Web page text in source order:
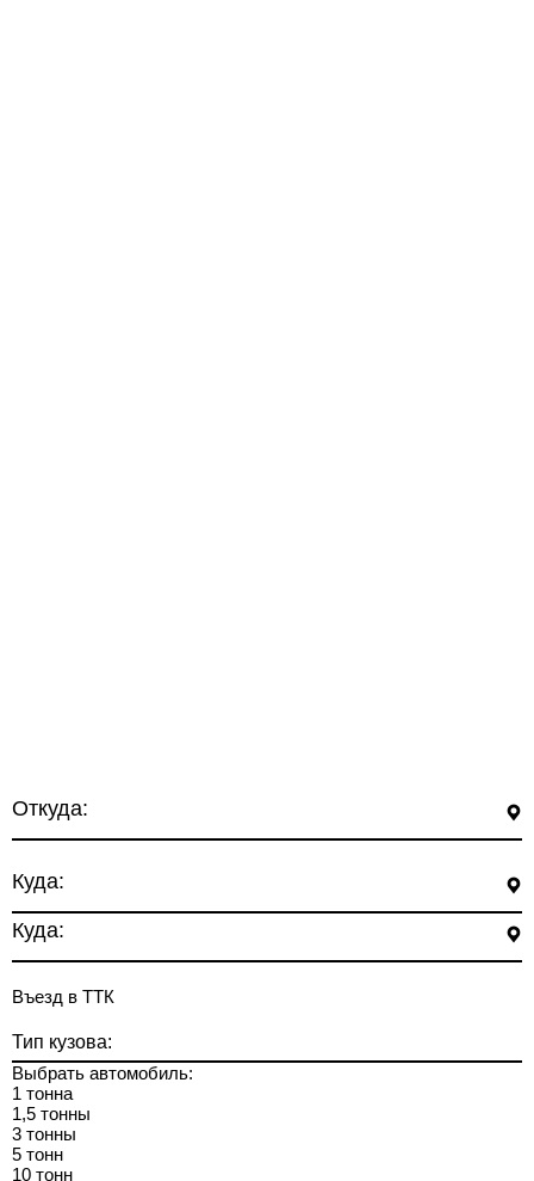
Откуда:
Куда:
Куда:
Въезд в ТТК
Тип кузова:
Выбрать автомобиль:
1 тонна
1,5 тонны
3 тонны
5 тонн
10 тонн